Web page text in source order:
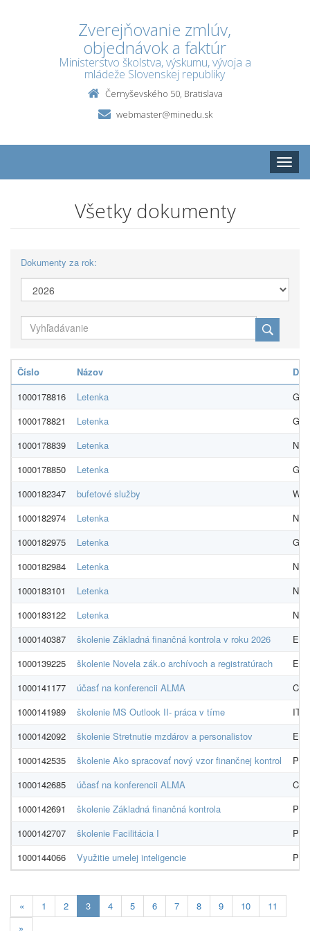
Zverejňovanie zmlúv,
objednávok a faktúr
Ministerstvo školstva, výskumu, vývoja a
mládeže Slovenskej republiky
Černyševského 50, Bratislava
webmaster@minedu.sk
Toggle
Všetky dokumenty
Dokumenty za rok:
Číslo Názov
1000178816
Letenka
GO
1000178821
Letenka
1000178839
Letenka
1000178850
Letenka
1000182347
bufetové služby
1000182974
Letenka
1000182975
Letenka
1000182984
Letenka
1000183101
Letenka
1000183122
Letenka
1000140387
školenie Základná finančná kontrola v roku 2026
1000139225
školenie Novela zák.o archívoch a registratúrach
1000141177
účasť na konferencii ALMA
1000141989
školenie MS Outlook II- práca v tíme
IT
1000142092
školenie Stretnutie mzdárov a personalistov
1000142535
školenie Ako spracovať nový vzor finančnej kontrol
1000142685
účasť na konferencii ALMA
1000142691
školenie Základná finančná kontrola
1000142707
školenie Facilitácia I
1000144066
Využitie umelej inteligencie
« 1 2 3Aktualna-
stranka
4 5 6 7 8 9 10
11
»